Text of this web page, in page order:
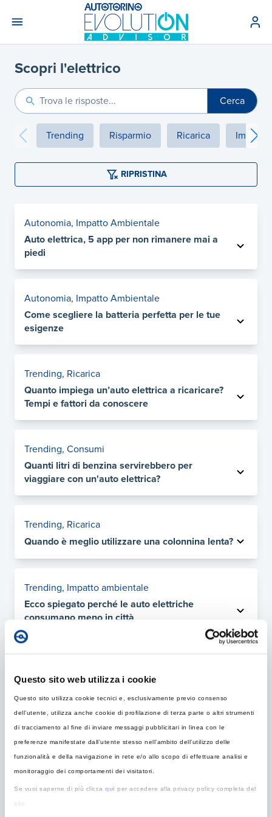
Questo sito web utilizza i cookie
Questo sito utilizza cookie tecnici e, esclusivamente previo consenso
dell’utente, utilizza anche cookie di profilazione di terza parte o altri strumenti
di tracciamento al fine di inviare messaggi pubblicitari in linea con le
preferenze manifestate dall’utente stesso nell’ambito dell’utilizzo delle
funzionalità e della navigazione in rete e/o allo scopo di effettuare analisi e
monitoraggio dei comportamenti dei visitatori.
Se vuoi saperne di più clicca qui per accedere alla privacy policy completa del
sito.
Scopri l'elettrico
Cerca
Trending Risparmio Ricarica Impatto
RIPRISTINA
Autonomia, Impatto Ambientale
Auto elettrica, 5 app per non rimanere mai a
piedi
Autonomia, Impatto Ambientale
Come scegliere la batteria perfetta per le tue
esigenze
Trending, Ricarica
Quanto impiega un’auto elettrica a ricaricare?
Tempi e fattori da conoscere
Trending, Consumi
Quanti litri di benzina servirebbero per
viaggiare con un'auto elettrica?
Trending, Ricarica
Quando è meglio utilizzare una colonnina lenta?
Trending, Impatto ambientale
Ecco spiegato perché le auto elettriche
consumano meno in città
Auto elettriche e basse temperature: come il
freddo influisce su autonomia e ricarica
Sicurezza,Impatto Ambientale
Guida di un’auto elettrica sulla neve e sul
ghiaccio